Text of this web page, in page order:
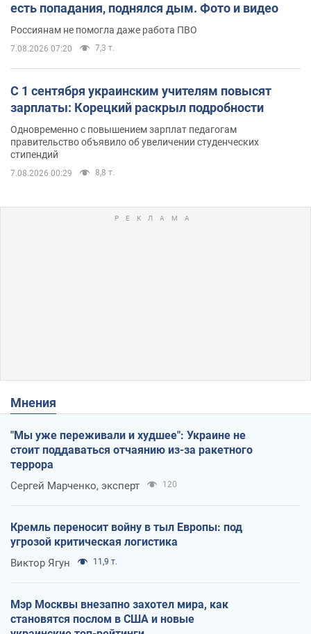
есть попадания, поднялся дым. Фото и видео
Россиянам не помогла даже работа ПВО
7.08.2026 07:20 7,3 т.
С 1 сентября украинским учителям повысят
зарплаты: Корецкий раскрыл подробности
Одновременно с повышением зарплат педагогам
правительство объявило об увеличении студенческих
стипендий
7.08.2026 00:29 8,8 т.
Мнения
"Мы уже переживали и худшее": Украине не
стоит поддаваться отчаянию из-за ракетного
террора
Сергей Марченко, эксперт 120
Кремль переносит войну в тыл Европы: под
угрозой критическая логистика
Виктор Ягун 11,9 т.
Мэр Москвы внезапно захотел мира, как
становятся послом в США и новые